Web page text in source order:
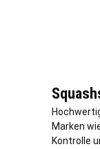
Marken
Kontrolle